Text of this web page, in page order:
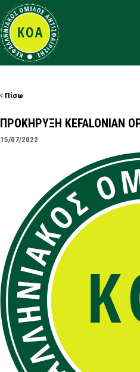
Πίσω
ΠΡΟΚΗΡΥΞΗ KEFALONIAN
15/07/2022